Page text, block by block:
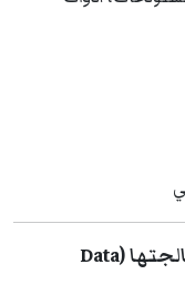
الوحدة الثانية: جمع البيانات ومعالجتها (Data